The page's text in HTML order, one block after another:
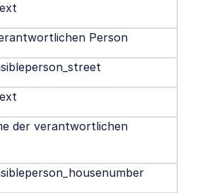
Person
der verantwortlichen